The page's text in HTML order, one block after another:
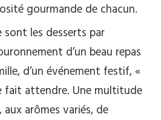
gourmande de chacun.
sont les desserts par
d’un beau repas
d’un événement festif, «
fait attendre. Une multitude
aux arômes variés, de